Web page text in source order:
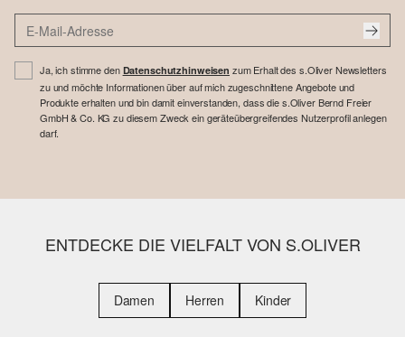
Ja, ich stimme den Datenschutzhinweisen zum Erhalt des s.Oliver Newsletters
zu und möchte Informationen über auf mich zugeschnittene Angebote und
Produkte erhalten und bin damit einverstanden, dass die s.Oliver Bernd Freier
GmbH & Co. KG zu diesem Zweck ein geräteübergreifendes Nutzerprofil anlegen
darf.
ENTDECKE DIE VIELFALT VON S.OLIVER
Damen Herren Kinder